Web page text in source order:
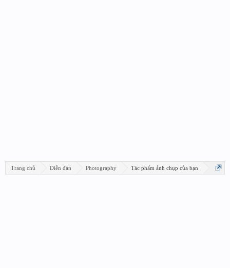
Trang chủ Diễn đàn Photography Tác phẩm ảnh chụp của bạn